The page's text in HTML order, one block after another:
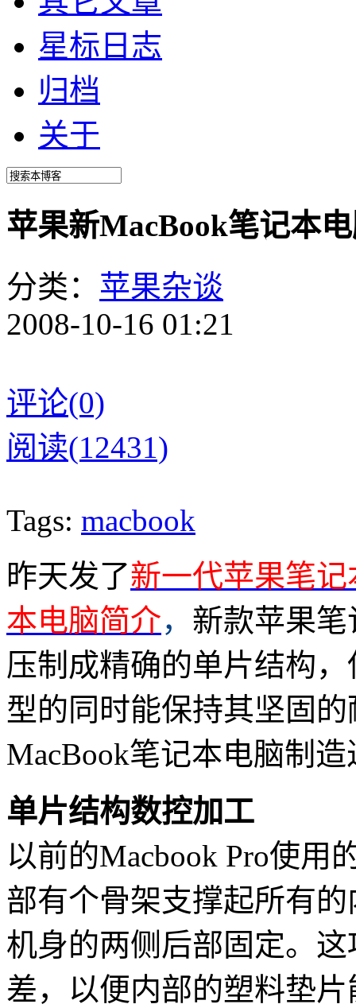
星标日志
归档
关于
苹果新MacBook笔记本
分类： 苹果杂谈
2008-10-16 01:21
评论(0)
阅读(12431)
Tags: macbook
昨天发了新一代苹果笔
本电脑简介， 新款苹果
压制成精确的单片结构
型的同时能保持其坚固
MacBook笔记本电脑制
单片结构数控加工
以前的Macbook Pro使用
部有个骨架支撑起所有
机身的两侧后部固定。
差，以便内部的塑料垫